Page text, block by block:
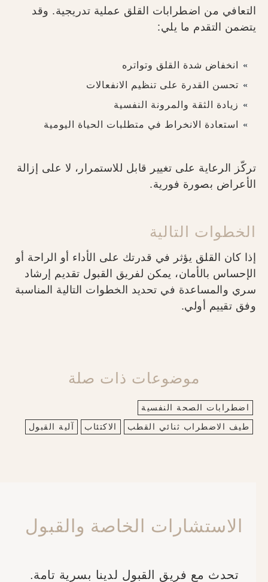
التعافي من اضطرابات القلق عملية تدريجية. وقد
يتضمن التقدم ما يلي:
انخفاض شدة القلق وتواتره
تحسن القدرة على تنظيم الانفعالات
زيادة الثقة والمرونة النفسية
استعادة الانخراط في متطلبات الحياة اليومية
تركّز الرعاية على تغيير قابل للاستمرار، لا على إزالة
الأعراض بصورة فورية.
الخطوات التالية
إذا كان القلق يؤثر في قدرتك على الأداء أو الراحة أو
الإحساس بالأمان، يمكن لفريق القبول تقديم إرشاد
سري والمساعدة في تحديد الخطوات التالية المناسبة
وفق تقييم أولي.
موضوعات ذات صلة
اضطرابات الصحة النفسية
طيف الاضطراب ثنائي القطب
الاكتئاب آلية القبول
الاستشارات الخاصة والقبول
تحدث مع فريق القبول لدينا بسرية تامة.